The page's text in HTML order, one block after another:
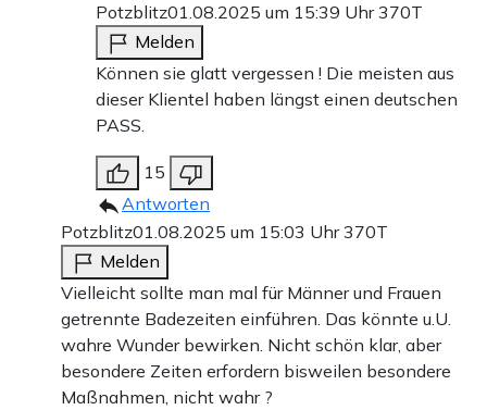
Potzblitz01.08.2025 um 15:39 Uhr370T
Melden
Können sie glatt vergessen ! Die meisten aus
dieser Klientel haben längst einen deutschen
PASS.
15
Antworten
Potzblitz01.08.2025 um 15:03 Uhr370T
Melden
Vielleicht sollte man mal für Männer und Frauen
getrennte Badezeiten einführen. Das könnte u.U.
wahre Wunder bewirken. Nicht schön klar, aber
besondere Zeiten erfordern bisweilen besondere
Maßnahmen, nicht wahr ?